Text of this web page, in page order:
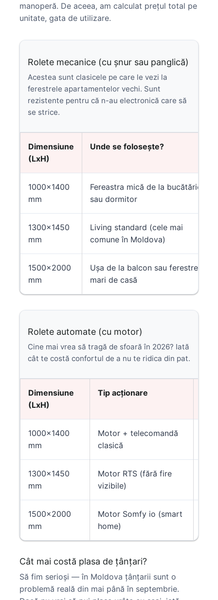
manoperă. De aceea, am calculat prețul total pe
unitate, gata de utilizare.
Rolete mecanice (cu șnur sau panglică)
Acestea sunt clasicele pe care le vezi la
ferestrele apartamentelor vechi. Sunt
rezistente pentru că n-au electronică care să
se strice.
Dimensiune
(LxH)
Unde se folosește?
1000×1400
mm
Fereastra mică de la bucătărie
sau dormitor
1300×1450
mm
Living standard (cele mai
comune în Moldova)
1500×2000
mm
Ușa de la balcon sau ferestre
mari de casă
Rolete automate (cu motor)
Cine mai vrea să tragă de sfoară în 2026? Iată
cât te costă confortul de a nu te ridica din pat.
Dimensiune
(LxH)
Tip acționare
1000×1400
mm
Motor + telecomandă
clasică
1300×1450
mm
Motor RTS (fără fire
vizibile)
1500×2000
mm
Motor Somfy io (smart
home)
Cât mai costă plasa de țânțari?
Să fim serioși — în Moldova țânțarii sunt o
problemă reală din mai până în septembrie.